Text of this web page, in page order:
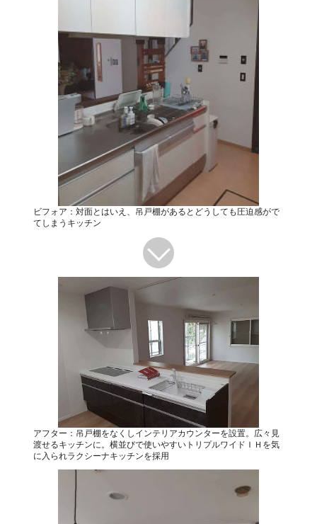
ビフォア：対面とはいえ、吊戸棚があるとどうしても圧迫感がで
てしまうキッチン
アフター：吊戸棚をなくしインテリアカウンターを設置。広々見
渡せるキッチンに。横並びで使いやすいトリプルワイドＩＨを気
に入られラクシーナキッチンを採用